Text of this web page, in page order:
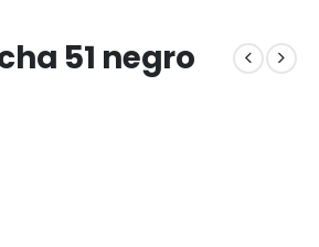
51 negro